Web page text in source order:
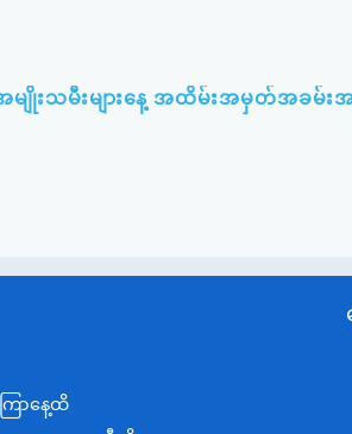
ျိုးသမီးများနေ့ အထိမ်းအမှတ်အခမ်းအ
ြာနေ့ထိ